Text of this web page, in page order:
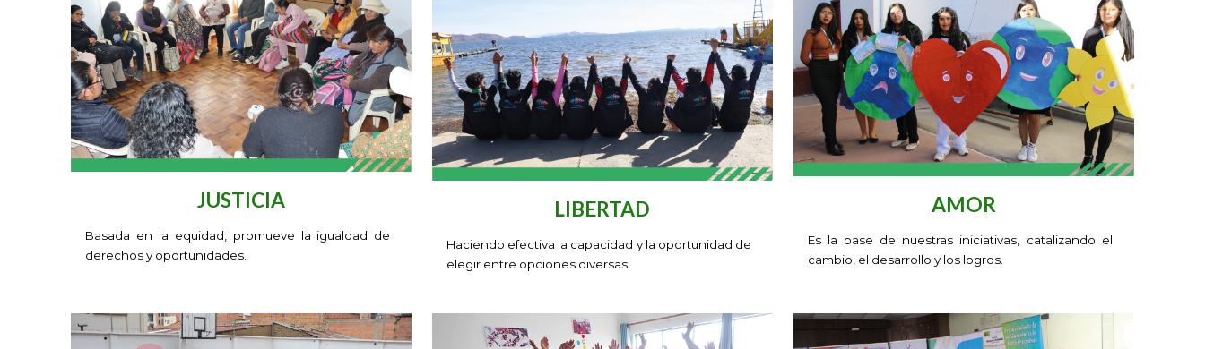
JUSTICIA
Basada en la equidad, promueve la igualdad de
derechos y oportunidades.
LIBERTAD
Haciendo efectiva la capacidad y la oportunidad de
elegir entre opciones diversas.
AMOR
Es la base de nuestras iniciativas, catalizando el
cambio, el desarrollo y los logros.